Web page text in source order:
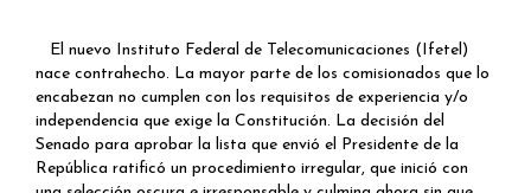
El nuevo Instituto Federal de Telecomunicaciones (Ifetel)
nace contrahecho. La mayor parte de los comisionados que lo
encabezan no cumplen con los requisitos de experiencia y/o
independencia que exige la Constitución. La decisión del
Senado para aprobar la lista que envió el Presidente de la
República ratificó un procedimiento irregular, que inició con